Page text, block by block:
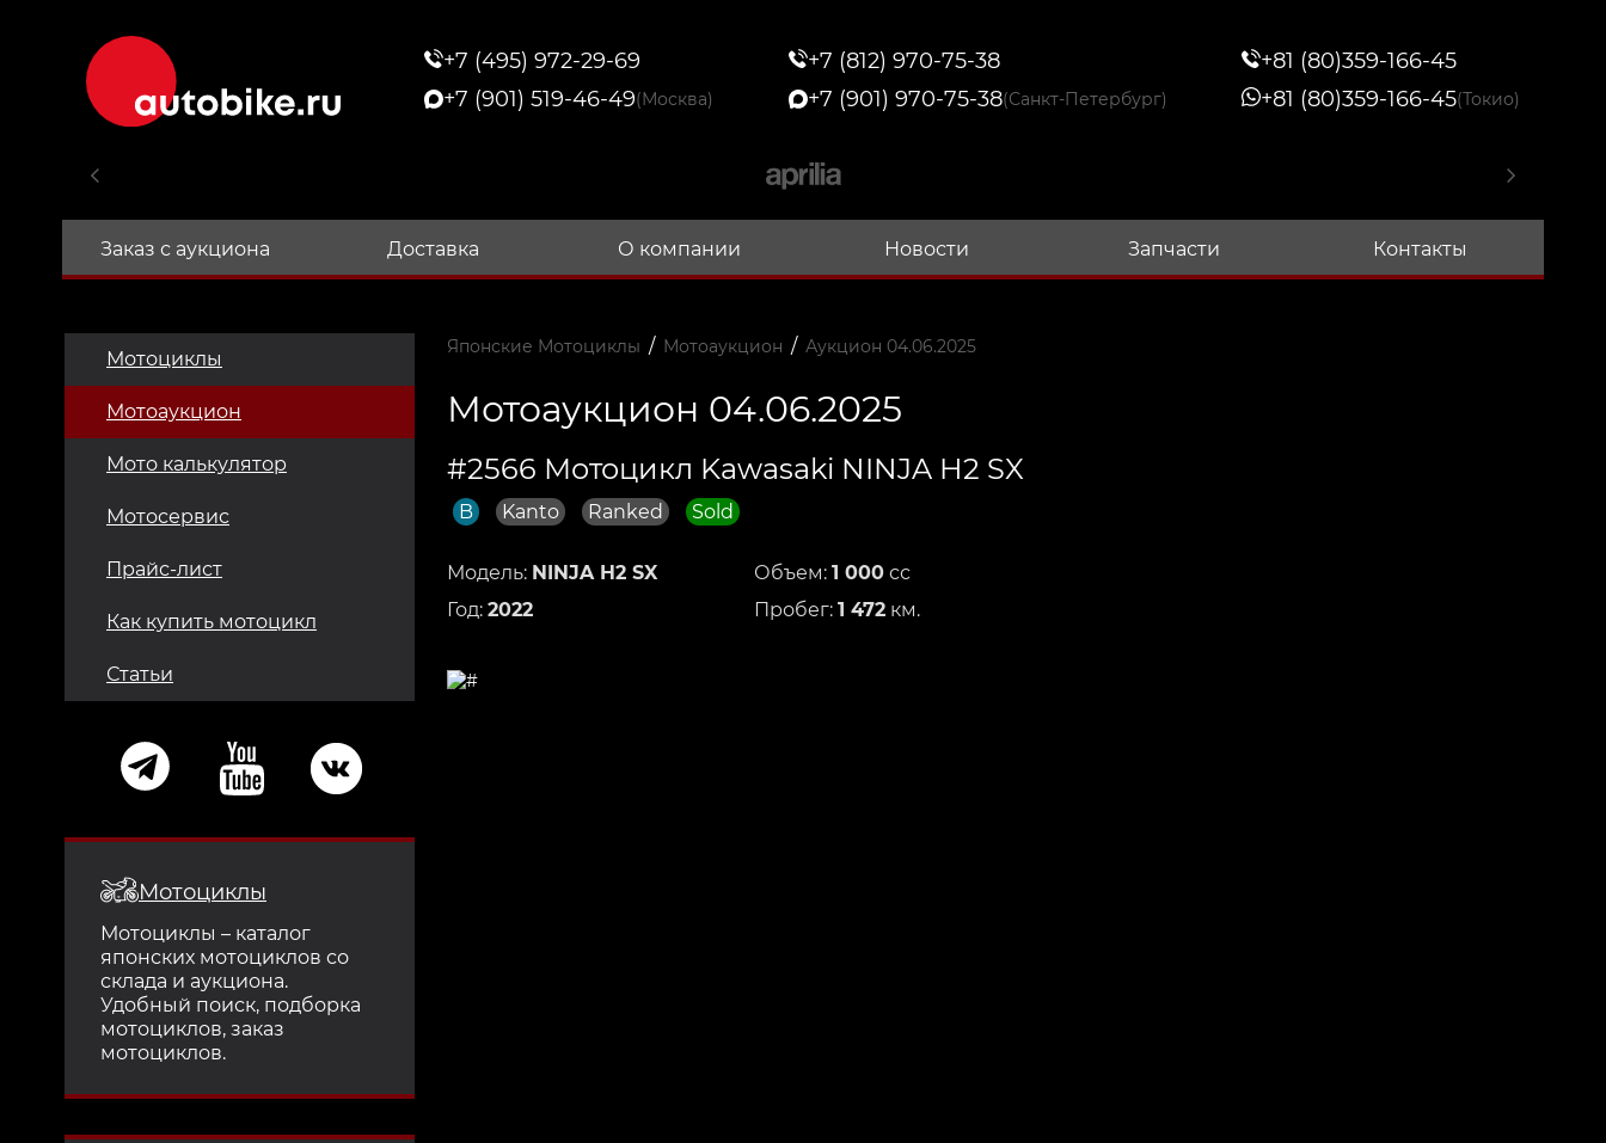
+7 (495) 972-29-69
+7 (901) 519-46-49(Москва)
+7 (812) 970-75-38
+7 (901) 970-75-38(Санкт-Петербург)
+81 (80)359-166-45
+81 (80)359-166-45(Токио)
Заказ с аукциона Доставка О компании Новости Запчасти Контакты
Мотоциклы
Мотоаукцион
Мото калькулятор
Мотосервис
Прайс-лист
Как купить мотоцикл
Статьи
Мотоциклы
Мотоциклы – каталог
японских мотоциклов со
склада и аукциона.
Удобный поиск, подборка
мотоциклов, заказ
мотоциклов.
Японские Мотоциклы / Мотоаукцион / Аукцион 04.06.2025
Мотоаукцион 04.06.2025
#2566 Мотоцикл Kawasaki NINJA H2 SX
B Kanto Ranked Sold
Модель: NINJA H2 SX
Год: 2022
Объем: 1 000 сс
Пробег: 1 472 км.